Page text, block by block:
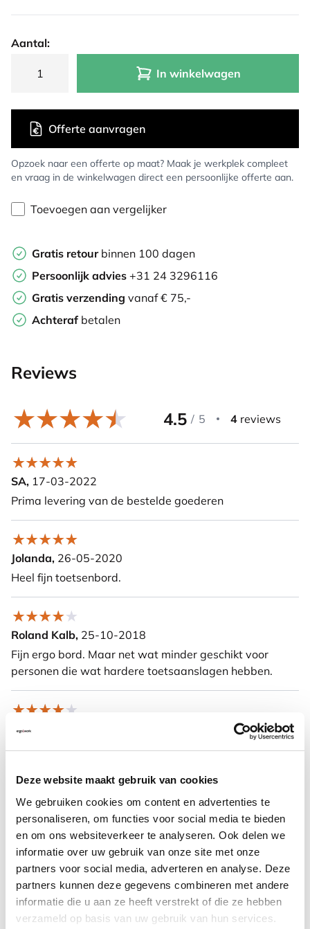
Deze website maakt gebruik van cookies
We gebruiken cookies om content en advertenties te
personaliseren, om functies voor social media te bieden
en om ons websiteverkeer te analyseren. Ook delen we
informatie over uw gebruik van onze site met onze
partners voor social media, adverteren en analyse. Deze
partners kunnen deze gegevens combineren met andere
informatie die u aan ze heeft verstrekt of die ze hebben
verzameld op basis van uw gebruik van hun services.
Aantal:
In winkelwagen
Opzoek naar een offerte op maat? Maak je werkplek compleet
en vraag in de winkelwagen direct een persoonlijke offerte aan.
Offerte aanvragen
Toevoegen aan vergelijker
Gratis retourbinnen 100 dagen
Persoonlijk advies +31 24 3296116
Gratis verzending vanaf € 75,-
Achterafbetalen
Reviews
4.5 / 5 4 reviews
SA, 17-03-2022
Prima levering van de bestelde goederen
Jolanda, 26-05-2020
Heel fijn toetsenbord.
Roland Kalb, 25-10-2018
Fijn ergo bord. Maar net wat minder geschikt voor
personen die wat hardere toetsaanslagen hebben.
Mark Gruijters,
mensen die dit voorgeschreven kregen vinden het
Meer informatie
Veelgestelde vragen